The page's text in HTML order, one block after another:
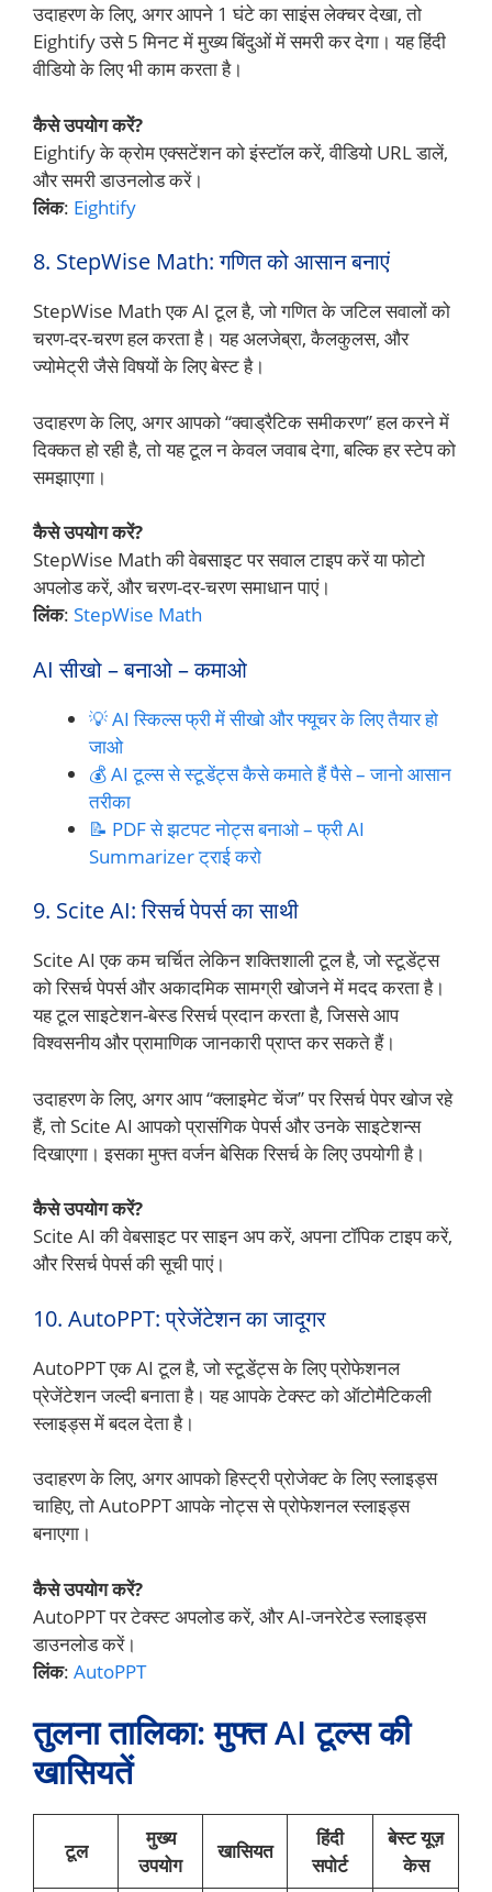
उदाहरण के लिए, अगर आपने 1 घंटे का साइंस लेक्चर देखा, तो
Eightify उसे 5 मिनट में मुख्य बिंदुओं में समरी कर देगा। यह हिंदी
वीडियो के लिए भी काम करता है।
कैसे उपयोग करें?
Eightify के क्रोम एक्सटेंशन को इंस्टॉल करें, वीडियो URL डालें,
और समरी डाउनलोड करें।
लिंक: Eightify
8. StepWise Math: गणित को आसान बनाएं
StepWise Math एक AI टूल है, जो गणित के जटिल सवालों को
चरण-दर-चरण हल करता है। यह अलजेब्रा, कैलकुलस, और
ज्योमेट्री जैसे विषयों के लिए बेस्ट है।
उदाहरण के लिए, अगर आपको “क्वाड्रैटिक समीकरण” हल करने में
दिक्कत हो रही है, तो यह टूल न केवल जवाब देगा, बल्कि हर स्टेप को
समझाएगा।
कैसे उपयोग करें?
StepWise Math की वेबसाइट पर सवाल टाइप करें या फोटो
अपलोड करें, और चरण-दर-चरण समाधान पाएं।
लिंक: StepWise Math
AI सीखो – बनाओ – कमाओ
💡 AI स्किल्स फ्री में सीखो और फ्यूचर के लिए तैयार हो
जाओ
💰 AI टूल्स से स्टूडेंट्स कैसे कमाते हैं पैसे – जानो आसान
तरीका
📝 PDF से झटपट नोट्स बनाओ – फ्री AI
Summarizer ट्राई करो
9. Scite AI: रिसर्च पेपर्स का साथी
Scite AI एक कम चर्चित लेकिन शक्तिशाली टूल है, जो स्टूडेंट्स
को रिसर्च पेपर्स और अकादमिक सामग्री खोजने में मदद करता है।
यह टूल साइटेशन-बेस्ड रिसर्च प्रदान करता है, जिससे आप
विश्वसनीय और प्रामाणिक जानकारी प्राप्त कर सकते हैं।
उदाहरण के लिए, अगर आप “क्लाइमेट चेंज” पर रिसर्च पेपर खोज रहे
हैं, तो Scite AI आपको प्रासंगिक पेपर्स और उनके साइटेशन्स
दिखाएगा। इसका मुफ्त वर्जन बेसिक रिसर्च के लिए उपयोगी है।
कैसे उपयोग करें?
Scite AI की वेबसाइट पर साइन अप करें, अपना टॉपिक टाइप करें,
और रिसर्च पेपर्स की सूची पाएं।
10. AutoPPT: प्रेजेंटेशन का जादूगर
AutoPPT एक AI टूल है, जो स्टूडेंट्स के लिए प्रोफेशनल
प्रेजेंटेशन जल्दी बनाता है। यह आपके टेक्स्ट को ऑटोमैटिकली
स्लाइड्स में बदल देता है।
उदाहरण के लिए, अगर आपको हिस्ट्री प्रोजेक्ट के लिए स्लाइड्स
चाहिए, तो AutoPPT आपके नोट्स से प्रोफेशनल स्लाइड्स
बनाएगा।
कैसे उपयोग करें?
AutoPPT पर टेक्स्ट अपलोड करें, और AI-जनरेटेड स्लाइड्स
डाउनलोड करें।
लिंक: AutoPPT
तुलना तालिका: मुफ्त AI टूल्स की
खासियतें
टूल
मुख्य
उपयोग
खासियत
हिंदी
सपोर्ट
बेस्ट यूज़
केस